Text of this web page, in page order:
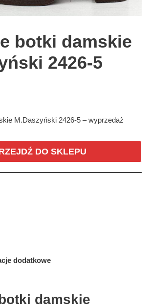
botki damskie
2426-5
M.Daszyński 2426-5 – wyprzedaż
DO SKLEPU
dodatkowe
damskie